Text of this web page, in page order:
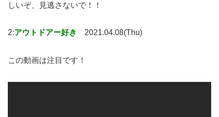
しいぞ、見逃さないで！！
2:アウトドアー好き 2021.04.08(Thu)
この動画は注目です！